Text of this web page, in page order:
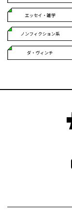
エッセイ・雑学
ノンフィクション系
ダ・ヴィンチ